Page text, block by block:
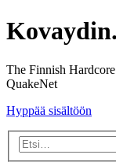
The Finnish
QuakeNet
Hyppää sisältöön